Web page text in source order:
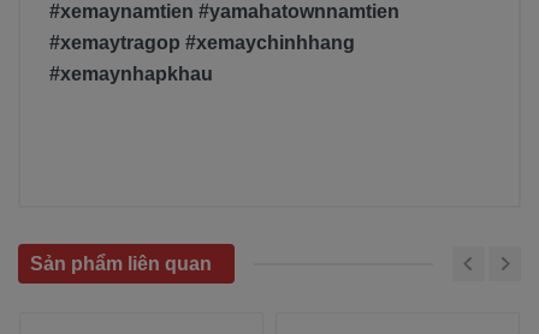
#xemaynamtien #yamahatownnamtien
#xemaytragop #xemaychinhhang
#xemaynhapkhau
Sản phẩm liên quan